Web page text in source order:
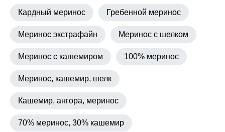
Кардный меринос Гребенной меринос
Меринос экстрафайн Меринос с шелком
Меринос с кашемиром 100% меринос
Меринос, кашемир, шелк
Кашемир, ангора, меринос
70% меринос, 30% кашемир